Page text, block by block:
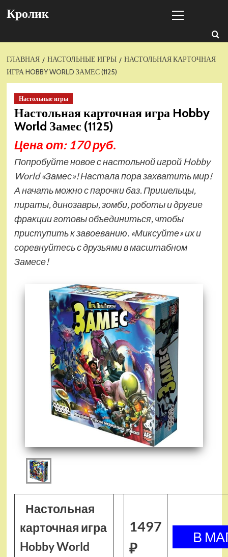
Кролик
меню
ГЛАВНАЯ НАСТОЛЬНЫЕ ИГРЫ
НАСТОЛЬНАЯ КАРТОЧНАЯ
ИГРА HOBBY WORLD ЗАМЕС (1125)
Настольные игры
Настольная карточная игра Hobby
World Замес (1125)
Цена от: 170 руб.
Попробуйте новое с настольной игрой Hobby
World «Замес»! Настала пора захватить мир!
А начать можно с парочки баз. Пришельцы,
пираты, динозавры, зомби, роботы и другие
фракции готовы объединиться, чтобы
приступить к завоеванию. «Миксуйте» их и
соревнуйтесь с друзьями в масштабном
Замесе!
Настольная
карточная игра
Hobby World
1497
₽